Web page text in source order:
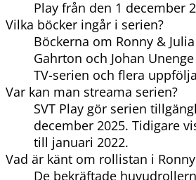
Play från den 1 december
Vilka böcker ingår i serien?
Böckerna om Ronny &
Gahrton och Johan
TV-serien och flera
Var kan man streama serien?
SVT Play gör serien
december 2025. Tidigare
till januari 2022.
Vad är känt om rollistan i
De bekräftade